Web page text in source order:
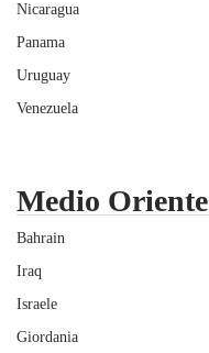
Nicaragua
Panama
Uruguay
Venezuela
Medio Oriente
Bahrain
Iraq
Israele
Giordania